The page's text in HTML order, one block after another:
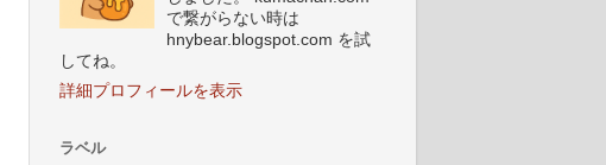
で繋がらない時は
hnybear.blogspot.com を試
してね。
詳細プロフィールを表示
ラベル